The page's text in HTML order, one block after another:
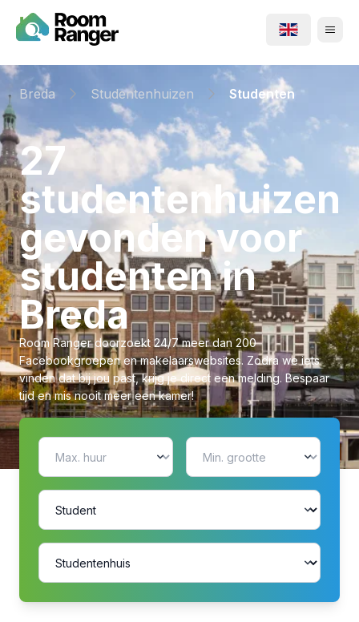
Breda Studentenhuizen Studenten
⁨27⁩
⁨studentenhuizen⁩
gevonden voor
⁨studenten⁩ in
⁨Breda⁩
Room Ranger doorzoekt 24/7 meer dan 200
Facebookgroepen en makelaarswebsites. Zodra we iets
vinden dat bij jou past, krijg je direct een melding. Bespaar
tijd en mis nooit meer een kamer!